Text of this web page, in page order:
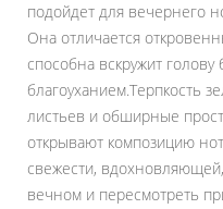
подойдет для вечернего
Она отличается
способна вскружит
благоуханием.Терпкость
листьев и обширные
открывают композицию
свежести,
вечном и пересмотреть